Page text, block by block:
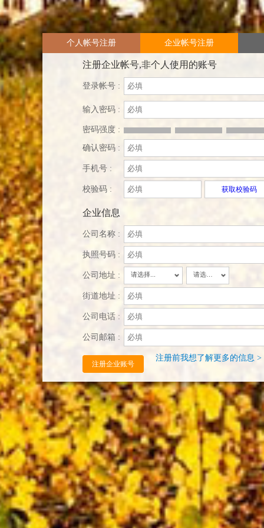
个人帐号注册 企业帐号注册
注册企业帐号,非个人使用的账号
登录帐号 :
输入密码 :
密码强度 :
确认密码 :
手机号 :
校验码 : 获取校验码
企业信息
公司名称 :
执照号码 :
公司地址 : 请选择... 请选择...
街道地址 :
公司电话 :
公司邮箱 :
注册企业账号
注册前我想了解更多的信息 >